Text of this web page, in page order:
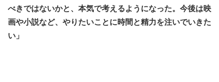
べきではないかと、本気で考えるようになった。 今後は映
画や小説など、やりたいことに時間と精力を注いでいきた
い」